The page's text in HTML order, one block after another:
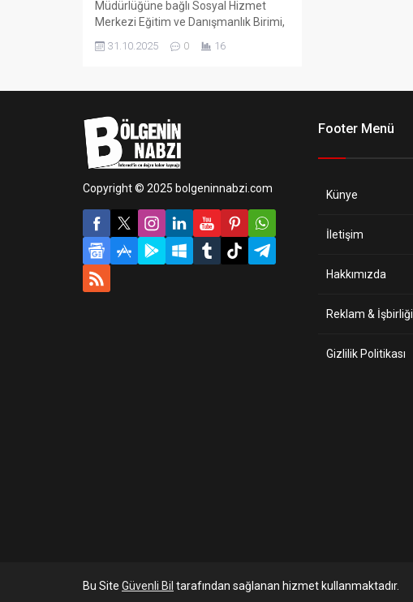
Müdürlüğüne bağlı Sosyal Hizmet
Merkezi Eğitim ve Danışmanlık Birimi,
güçlendirmek ve çocuklarda bilinç
31.10.2025 0 16
Copyright © 2025 bolgeninnabzi.com
Footer Menü
Künye
İletişim
Hakkımızda
Reklam & İşbirliği
Gizlilik Politikası
Bu Site Güvenli Bil tarafından sağlanan hizmet kullanmaktadır.